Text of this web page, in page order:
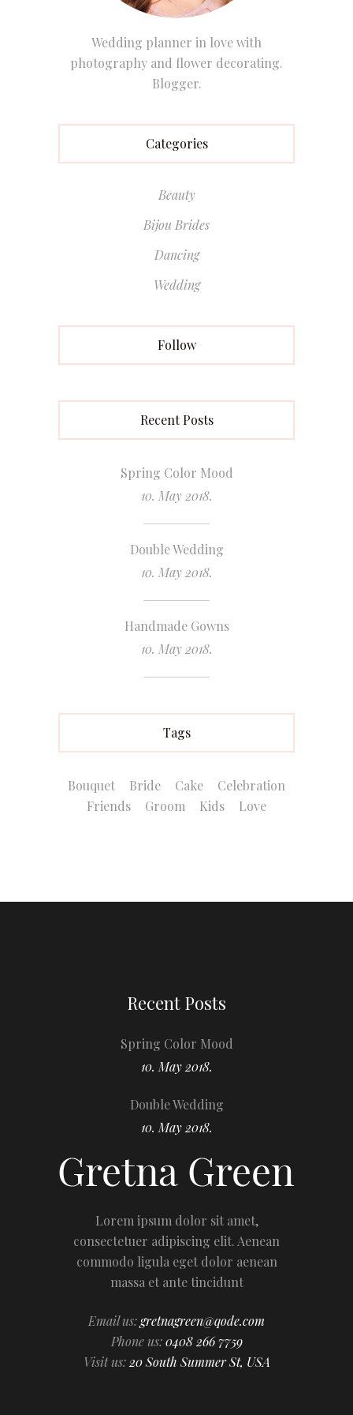
Wedding planner in love with
photography and flower decorating.
Blogger.
Categories
Beauty
Bijou Brides
Dancing
Wedding
Follow
Recent Posts
Spring Color Mood
10. May 2018.
Double Wedding
10. May 2018.
Handmade Gowns
10. May 2018.
Tags
Bouquet Bride Cake
Celebration
Friends
Groom Kids Love
Recent Posts
Spring Color Mood
10. May 2018.
Double Wedding
10. May 2018.
Lorem ipsum dolor sit amet,
consectetuer adipiscing elit. Aenean
commodo ligula eget dolor aenean
massa et ante tincidunt
Email us:gretnagreen@qode.com
Phone us:0408 266 7759
Visit us: 20 South Summer St, USA